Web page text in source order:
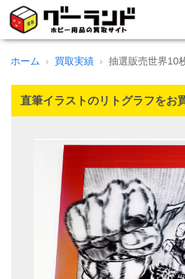
ホーム 買取実績 抽選販売世界10
直筆イラストのリトグラフをお